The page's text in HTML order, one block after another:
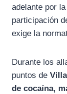
adelante por
participación
exige la
Durante los
puntos de
de cocaína,